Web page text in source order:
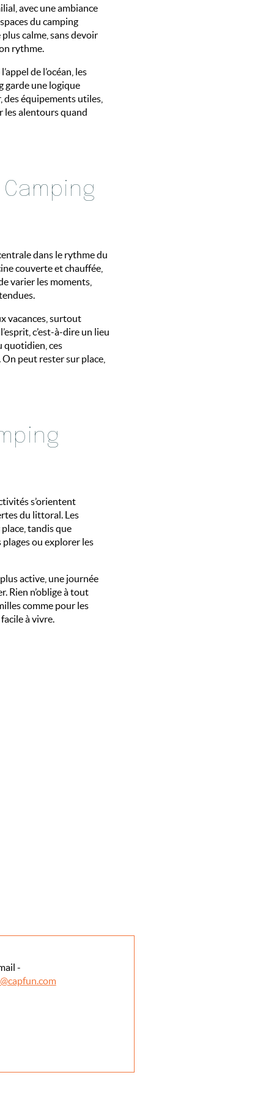
avec une ambiance
du camping
calme, sans devoir
rythme.
de l’océan, les
garde une logique
des équipements utiles,
les alentours quand
dans le rythme du
couverte et chauffée,
varier les moments,
vacances, surtout
c’est-à-dire un lieu
quotidien, ces
peut rester sur place,
s’orientent
du littoral. Les
tandis que
plages ou explorer les
active, une journée
Rien n’oblige à tout
comme pour les
à vivre.
-